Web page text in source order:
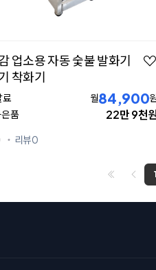
업소용 자동 숯불 발화기
착화기
료 월84,900
품
22만 9천
리뷰0
1